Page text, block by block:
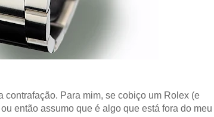
Para mim, se cobiço um Rolex (e
ou então assumo que é algo que está fora do meu